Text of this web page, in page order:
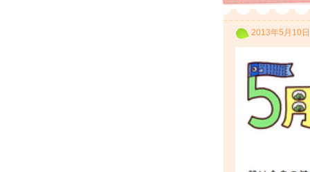
2013年5月10日